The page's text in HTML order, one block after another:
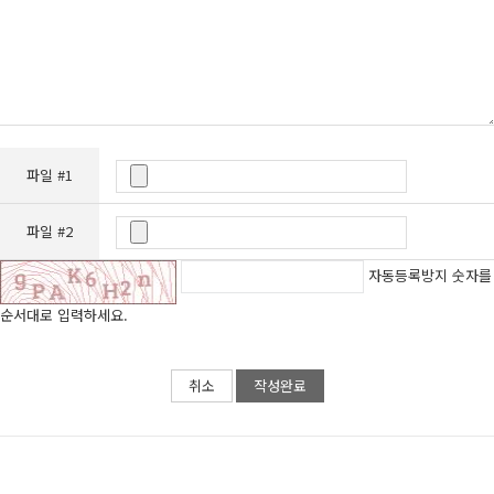
파일 #1
파일 #2
자동등록방지 숫자를
순서대로 입력하세요.
취소 작성완료